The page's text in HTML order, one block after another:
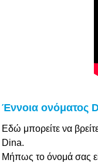
Έννοια ονόματος
Εδώ μπορείτε να
Dina.
Μήπως το όνομά σας